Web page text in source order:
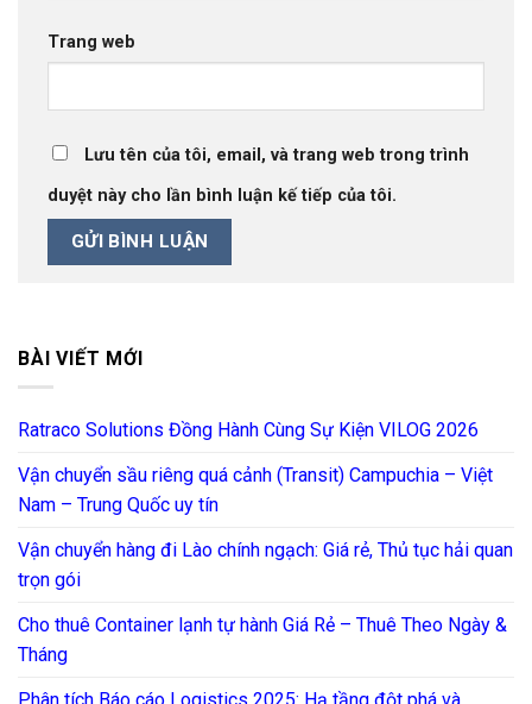
Trang web
Lưu tên của tôi, email, và trang web trong trình
duyệt này cho lần bình luận kế tiếp của tôi.
BÀI VIẾT MỚI
Ratraco Solutions Đồng Hành Cùng Sự Kiện VILOG 2026
Vận chuyển sầu riêng quá cảnh (Transit) Campuchia – Việt
Nam – Trung Quốc uy tín
Vận chuyển hàng đi Lào chính ngạch: Giá rẻ, Thủ tục hải quan
trọn gói
Cho thuê Container lạnh tự hành Giá Rẻ – Thuê Theo Ngày &
Tháng